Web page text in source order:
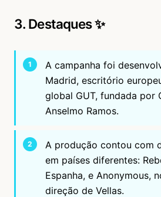
3. Destaques ✨
A campanha foi
Madrid, escritório
global GUT, fundada por
Anselmo Ramos.
A produção contou com
em países diferentes:
Espanha, e Anonymous,
direção de Vellas.